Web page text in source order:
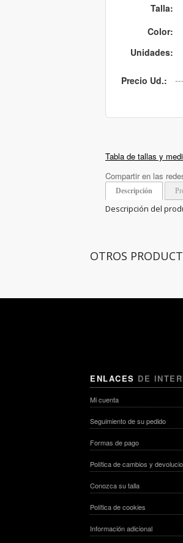
Talla:
Color:
Unidades:
Precio Ud.:
Tabla de tallas y
Compartir en las
Descripción
Descripción del
OTROS
ENLACES DE
Mi cuenta
Seguimiento de su pedido
Formas de pago
Política de cambios y
Conozca su talla
Política de cookies
Información adicional